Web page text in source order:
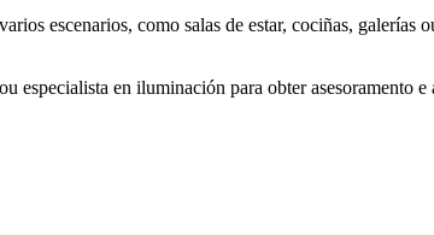
escenarios, como salas de estar, cociñas,
especialista en iluminación para obter asesoramento